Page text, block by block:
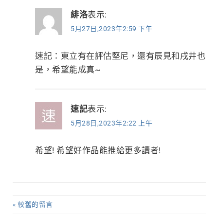
緋洛表示:
5月27日,2023年2:59 下午
速記：東立有在評估堅尼，還有辰見和戌井也
是，希望能成真~
速記表示:
5月28日,2023年2:22 上午
希望! 希望好作品能推給更多讀者!
留
較舊的留言